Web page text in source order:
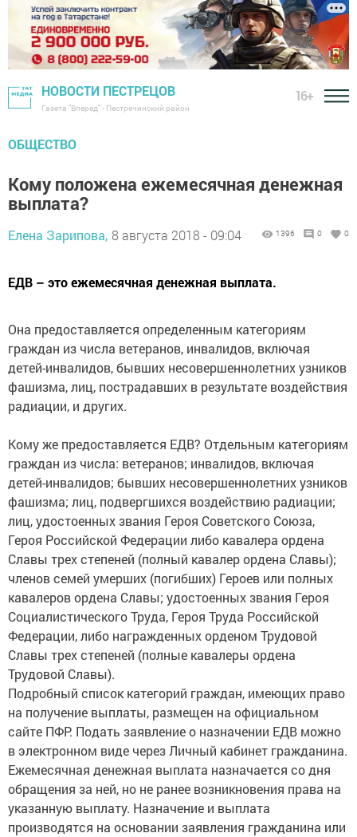
НОВОСТИ ПЕСТРЕЦОВ
Газета "Вперед" - Пестречинский район
16+
ОБЩЕСТВО
Кому положена ежемесячная денежная
выплата?
Елена Зарипова, 8 августа 2018 - 09:04 1396 0 0
ЕДВ – это ежемесячная денежная выплата.
Она предоставляется определенным категориям
граждан из числа ветеранов, инвалидов, включая
детей-инвалидов, бывших несовершеннолетних узников
фашизма, лиц, пострадавших в результате воздействия
радиации, и других.
Кому же предоставляется ЕДВ? Отдельным категориям
граждан из числа: ветеранов; инвалидов, включая
детей-инвалидов; бывших несовершеннолетних узников
фашизма; лиц, подвергшихся воздействию радиации;
лиц, удостоенных звания Героя Советского Союза,
Героя Российской Федерации либо кавалера ордена
Славы трех степеней (полный кавалер ордена Славы);
членов семей умерших (погибших) Героев или полных
кавалеров ордена Славы; удостоенных звания Героя
Социалистического Труда, Героя Труда Российской
Федерации, либо награжденных орденом Трудовой
Славы трех степеней (полные кавалеры ордена
Трудовой Славы).
Подробный список категорий граждан, имеющих право
на получение выплаты, размещен на официальном
сайте ПФР. Подать заявление о назначении ЕДВ можно
в электронном виде через Личный кабинет гражданина.
Ежемесячная денежная выплата назначается со дня
обращения за ней, но не ранее возникновения права на
указанную выплату. Назначение и выплата
производятся на основании заявления гражданина или